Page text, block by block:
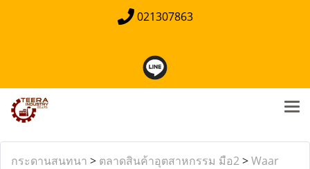
021307863
กระดานสนทนา > ตลาดสินค้าอุตสาหกรรม มือ2>Waar